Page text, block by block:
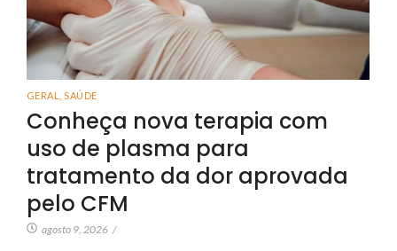
GERAL SAÚDE
Conheça nova terapia com
uso de plasma para
tratamento da dor aprovada
pelo CFM
agosto 9, 2026 /